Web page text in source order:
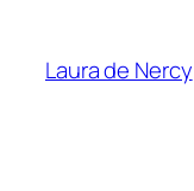
contenu
Laura de Nercy